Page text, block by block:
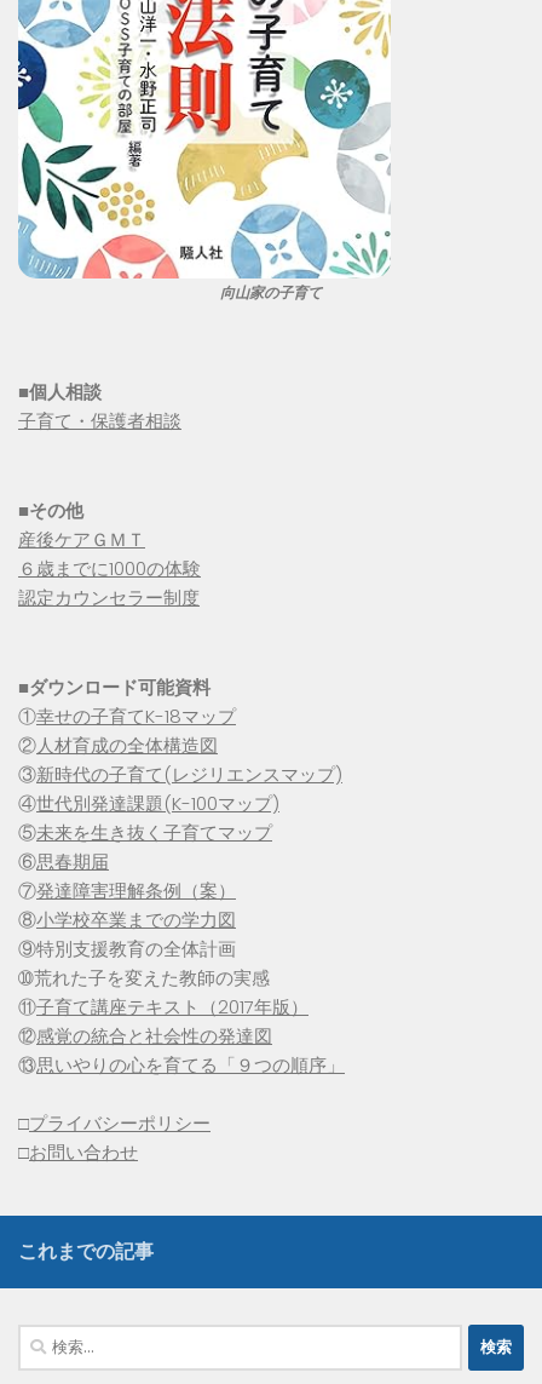
向山家の子育て
■個人相談
子育て・保護者相談
■その他
産後ケアＧＭＴ
６歳までに1000の体験
認定カウンセラー制度
■ダウンロード可能資料
①幸せの子育てK-18マップ
②人材育成の全体構造図
③新時代の子育て(レジリエンスマップ)
④世代別発達課題(K-100マップ)
⑤未来を生き抜く子育てマップ
⑥思春期届
⑦発達障害理解条例（案）
⑧小学校卒業までの学力図
⑨特別支援教育の全体計画
➉荒れた子を変えた教師の実感
⑪子育て講座テキスト（2017年版）
⑫感覚の統合と社会性の発達図
⑬思いやりの心を育てる「９つの順序」
□プライバシーポリシー
□お問い合わせ
これまでの記事
検
索: